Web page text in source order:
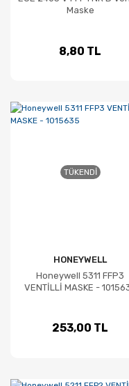
Maske
8,80 TL
TÜKENDI
HONEYWELL
Honeywell 5311 FFP3
VENTİLLİ MASKE -
253,00 TL